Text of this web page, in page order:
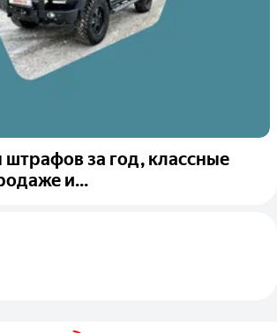
штрафов за год, классные
и...